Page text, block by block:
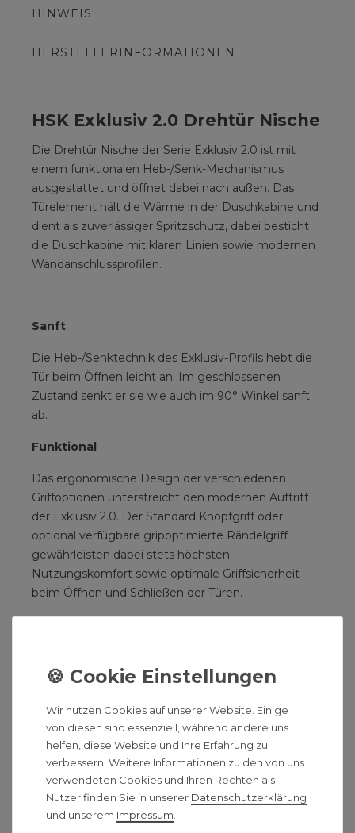
HINWEIS
HERSTELLERINFORMATIONEN
HSK Exklusiv 2.0 Drehtür Nische
Die Drehtür Nische der Serie Exklusiv 2.0 ist mit
einem funktionalen Heb-/Senk-Mechanismus
ausgestattet und öffnet dabei nach außen. Das
Türelement hält die Wärme in der Duschkabine und
dient als zuverlässiger Spritzschutz, dabei besticht
die Duschkabine mit klaren Linien sowie modernen
Wandanschlussprofilen.
Sanft
Die Heb-/Senktechnik des Exklusiv-Profils hebt die
Tür beim Öffnen leicht an. Im geschlossenen
Zustand senkt er sie wie auch im 90° Winkel sanft
ab.
Funktional
Das ergonomische Design der verschiedenen
Griffoptionen unterstreicht den modernen Auftritt
der Exklusiv 2.0. Der Standard Knopfgriff oder
optional verfügbare gripoptimierte Rändelgriff
gewährleisten dabei stets höchsten
Nutzungskomfort sowie optimale Griffsicherheit
beim Öffnen und Schließen der Türen.
abgestimmte Edelglas-Beschichtung minimiert das
von Schmutz und Kalk. Die Reinigung wird einem
damit erleichtert – allerdings nicht erspart.
Produktbeschreibung:
Wir nutzen Cookies auf unserer Website. Einige
von diesen sind essenziell, während andere uns
helfen, diese Website und Ihre Erfahrung zu
verbessern. Weitere Informationen zu den von uns
verwendeten Cookies und Ihren Rechten als
Nutzer finden Sie in unserer Daten­schutz­erklärung
und unserem Impressum